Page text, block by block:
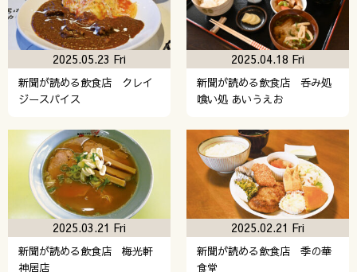
新聞が読める飲食店 クレイ
ジースパイス
2025.05.23 Fri
新聞が読める飲食店 呑み処
喰い処 あいうえお
2025.04.18 Fri
新聞が読める飲食店 梅光軒
神居店
2025.03.21 Fri
新聞が読める飲食店 季の華
食堂
2025.02.21 Fri